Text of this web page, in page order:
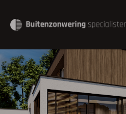
Overkappingen
Zonneschermen